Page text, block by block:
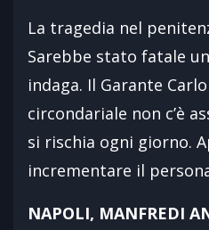
La tragedia nel
Sarebbe stato fatale
indaga. Il Garante
circondariale non c’è
si rischia ogni giorno.
incrementare il
NAPOLI, MANFREDI